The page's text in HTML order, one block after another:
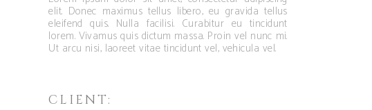
elit. Donec maximus tellus libero, eu gravida tellus
eleifend quis. Nulla facilisi. Curabitur eu tincidunt
lorem. Vivamus quis dictum massa. Proin vel nunc mi.
Ut arcu nisi, laoreet vitae tincidunt vel, vehicula vel.
CLIENT: